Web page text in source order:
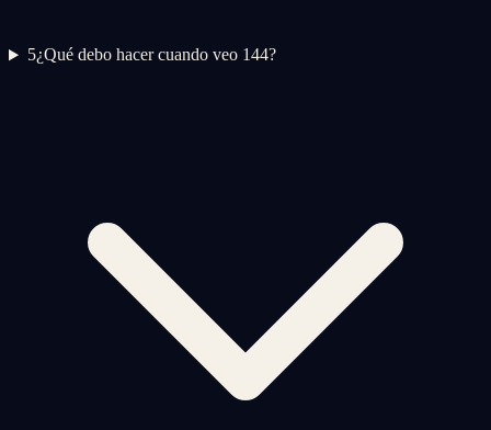
5¿Qué debo hacer cuando veo 144?